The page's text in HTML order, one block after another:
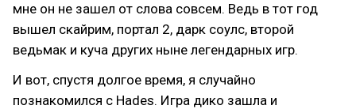
мне он не зашел от слова совсем. Ведь в тот год
вышел скайрим, портал 2, дарк соулс, второй
ведьмак и куча других ныне легендарных игр.
И вот, спустя долгое время, я случайно
познакомился с Hades. Игра дико зашла и